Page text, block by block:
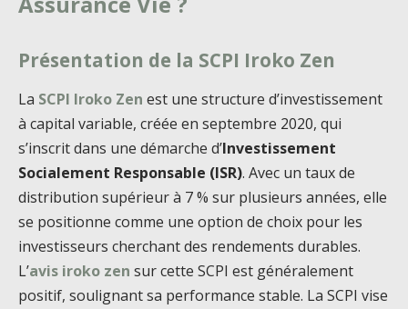
Présentation de la SCPI Iroko Zen
La SCPI Iroko Zen est une structure d’investissement
à capital variable, créée en septembre 2020, qui
s’inscrit dans une démarche d’Investissement
Socialement Responsable (ISR). Avec un taux de
distribution supérieur à 7 % sur plusieurs années, elle
se positionne comme une option de choix pour les
investisseurs cherchant des rendements durables.
L’avis iroko zen sur cette SCPI est généralement
positif, soulignant sa performance stable. La SCPI vise